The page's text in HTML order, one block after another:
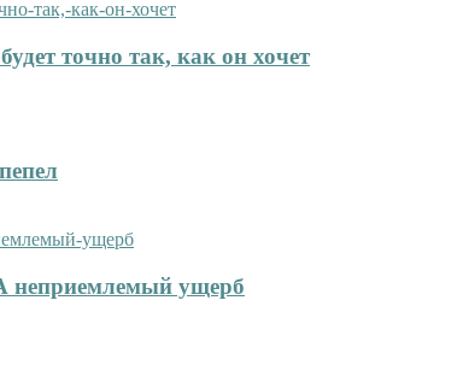
точно так, как он хочет
неприемлемый ущерб